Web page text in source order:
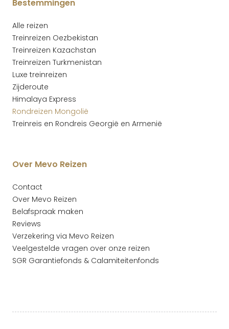
Bestemmingen
Alle reizen
Treinreizen Oezbekistan
Treinreizen Kazachstan
Treinreizen Turkmenistan
Luxe treinreizen
Zijderoute
Himalaya Express
Rondreizen Mongolië
Treinreis en Rondreis Georgië en Armenië
Over Mevo Reizen
Contact
Over Mevo Reizen
Belafspraak maken
Reviews
Verzekering via Mevo Reizen
Veelgestelde vragen over onze reizen
SGR Garantiefonds & Calamiteitenfonds